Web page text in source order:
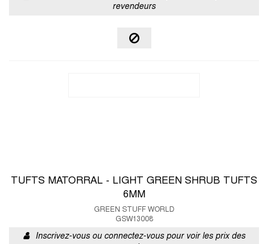
revendeurs
TUFTS MATORRAL - LIGHT GREEN SHRUB TUFTS
6MM
GREEN STUFF WORLD
GSW13008
Inscrivez-vous ou connectez-vous pour voir les prix des